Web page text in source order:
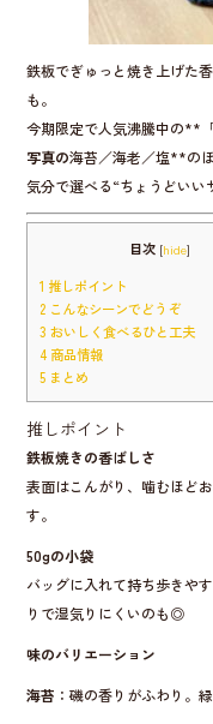
鉄板でぎゅっと焼き上げた
も。
今期限定で人気沸騰中の**
写真の海苔／海老／塩**の
気分で選べる“ちょうどいい
目次 [hide]
1 推しポイント
2 こんなシーンでどうぞ
3 おいしく食べるひと工夫
4 商品情報
5 まとめ
推しポイント
鉄板焼きの香ばしさ
表面はこんがり、噛むほど
す。
50gの小袋
バッグに入れて持ち歩きや
りで湿気りにくいのも◎
味のバリエーション
海苔 ：磯の香りがふわり。